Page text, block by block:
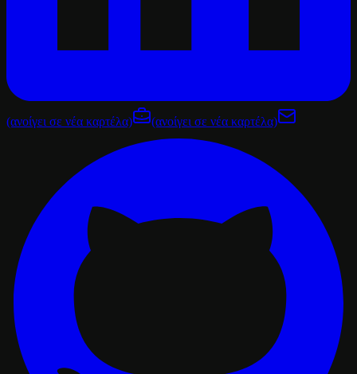
(ανοίγει σε νέα καρτέλα) (ανοίγει σε νέα καρτέλα)